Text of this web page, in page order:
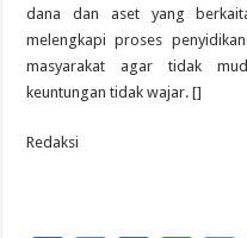
dana dan aset yang
melengkapi proses
masyarakat agar tidak
keuntungan tidak wajar. []
Redaksi